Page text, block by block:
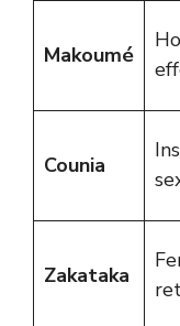
Makoumé
Counia
Zakataka